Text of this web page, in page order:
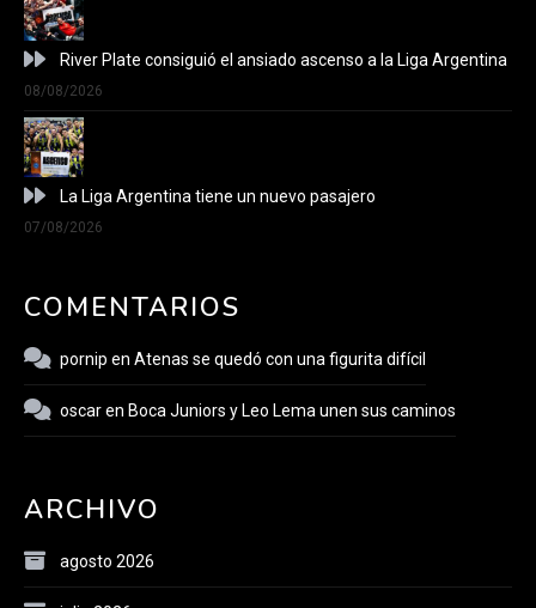
River Plate consiguió el ansiado ascenso a la Liga Argentina
08/08/2026
La Liga Argentina tiene un nuevo pasajero
07/08/2026
COMENTARIOS
pornip en Atenas se quedó con una figurita difícil
oscaren Boca Juniors y Leo Lema unen sus caminos
ARCHIVO
agosto 2026